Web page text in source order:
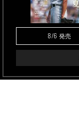
8/6 発売